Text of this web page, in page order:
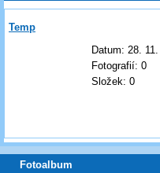
Temp
Datum: 28.
Fotografií: 0
Složek: 0
Fotoalbum